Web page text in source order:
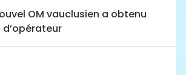
OM vauclusien a obtenu